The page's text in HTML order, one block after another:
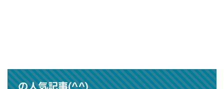
の人気記事(^^)